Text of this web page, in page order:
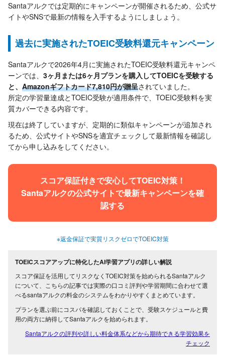
Santaアルクでは定期的にキャンペーンが開催されるため、公式サ
イトやSNSで最新の情報を入手するようにしましょう。
過去に実施されたTOEIC受験料還元キャンペーン
Santaアルクで2026年4月に実施されたTOEIC受験料還元キャンペ
ーンでは、 3ヶ月または6ヶ月プランを購入してTOEICを受験する
と、 Amazonギフトカード7,810円が贈呈されていました。
所定の学習量達成とTOEIC受験が適用条件で、TOEIC受験料を実
質カバーできる内容です。
現在は終了していますが、定期的に類似キャンペーンが追加され
るため、公式サイトやSNSを適宜チェックして最新情報を確認し
てから申し込みをしてください。
スコア保証付きで安心してTOEIC対策！
Santaアルクの公式サイトで最新キャンペーンを確
認する
※返金保証で実質リスクゼロでTOEIC対策
TOEICスコアアップに特化したAI学習アプリの詳しい解説
スコア保証を活用してリスクなくTOEIC対策を始められるSantaアルク
について、こちらの記事では実際の口コミ評判や学習期間に合わせて選
べるsantaアルクの料金のシステムをわかりやすくまとめています。
プランを選ぶ前にコスパを確認しておくことで、受験スケジュールと費
用の両方に納得してSantaアルクを始められます。
Santaアルクの評判や詳しい料金体系などから期待できる学習効果を
チェック